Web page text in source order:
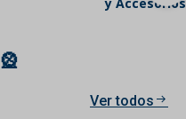
Ver todos